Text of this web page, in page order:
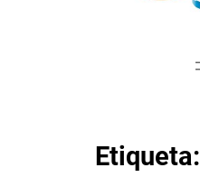
Etiqueta: